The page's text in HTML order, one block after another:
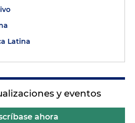
Latina
y eventos
ahora